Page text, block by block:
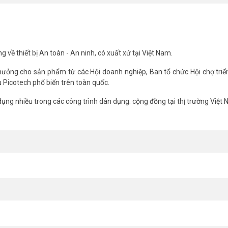
PICOTECH PCA-610ABS-60
60 sử dụng nguồn năng lượng Mặt trời.
(in open area).
bẩn, mưa gió, tuyết, sương mù,…
trong điều kiện thời tiết có nhiều mây.
thiết bị An toàn - An ninh, có xuất xứ tại Việt Nam.
cho sản phẩm từ các Hội doanh nghiệp, Ban tổ chức Hội chợ
phổ biến trên toàn quốc.
nhiều trong các công trình dân dụng. cộng đồng tại thị trường Việt